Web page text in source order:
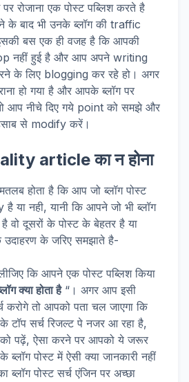
रोजाना एक पोस्ट पब्लिश करते है
के बाद भी उनके ब्लॉग की traffic
बस एक ही वजह है कि आपकी
नहीं हुई है और आप अपने writing
के लिए blogging कर रहे हो। अगर
हो गया है और आपके ब्लॉग पर
आप नीचे दिए गये point को समझे और
से modify करें।
article का न होना
होता है कि आप जो ब्लॉग पोस्ट
या नही, यानी कि आपने जो भी ब्लॉग
वो दूसरों के पोस्ट के बेहतर है या
के जरिए समझाते है-
कि आपने एक पोस्ट पब्लिश किया
क्या होता है“। अगर आप इसी
करोगे तो आपको पता चल जाएगा कि
टॉप सर्च रिजल्ट पे नजर आ रहा है,
पढ़ें, ऐसा करने पर आपको ये जरूर
पोस्ट में ऐसी क्या जानकारी नहीं
पोस्ट सर्च एंजिन पर अच्छा